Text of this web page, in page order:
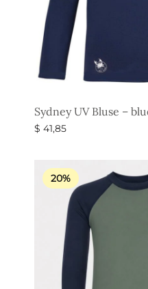
Sydney UV Bluse –
$ 41,85
20%